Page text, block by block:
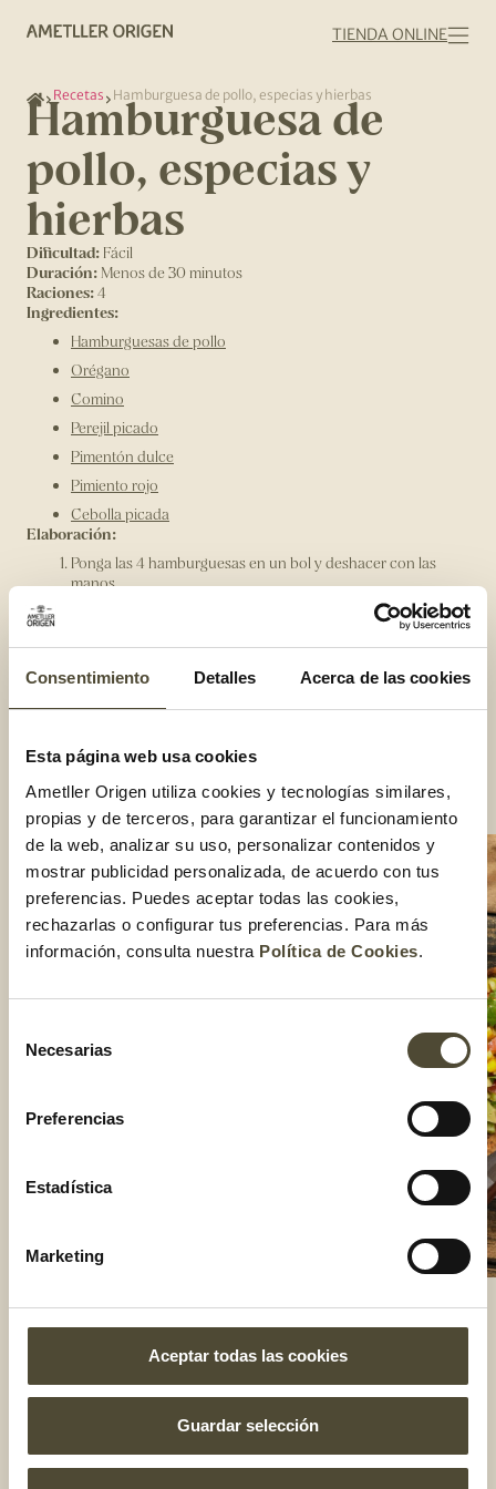
Consentimiento Detalles Acerca de las cookies
Esta página web usa cookies
Ametller Origen utiliza cookies y tecnologías similares,
propias y de terceros, para garantizar el funcionamiento
de la web, analizar su uso, personalizar contenidos y
mostrar publicidad personalizada, de acuerdo con tus
preferencias. Puedes aceptar todas las cookies,
rechazarlas o configurar tus preferencias. Para más
información, consulta nuestra Política de Cookies.
Necesarias
Preferencias
Estadística
Marketing
Aceptar todas las cookies
Guardar selección
TIENDA ONLINE
Recetas Hamburguesa de pollo, especias y hierbas
Hamburguesa de
pollo, especias y
hierbas
Dificultad: Fácil
Duración: Menos de 30 minutos
Raciones:4
Ingredientes:
Hamburguesas de pollo
Orégano
Comino
Perejil picado
Pimentón dulce
Pimiento rojo
Cebolla picada
Elaboración:
Ponga las 4 hamburguesas en un bol y deshacer con las
manos.
Añadir las especias y las hierbas, la cebolla y el pimentón;
hamburguesas grandes.
Asarlas por ambos lados.
ensalada de tomate, aguacate y maíz, y una salsa de pepino,
Compartir:
El gusto es nuestro